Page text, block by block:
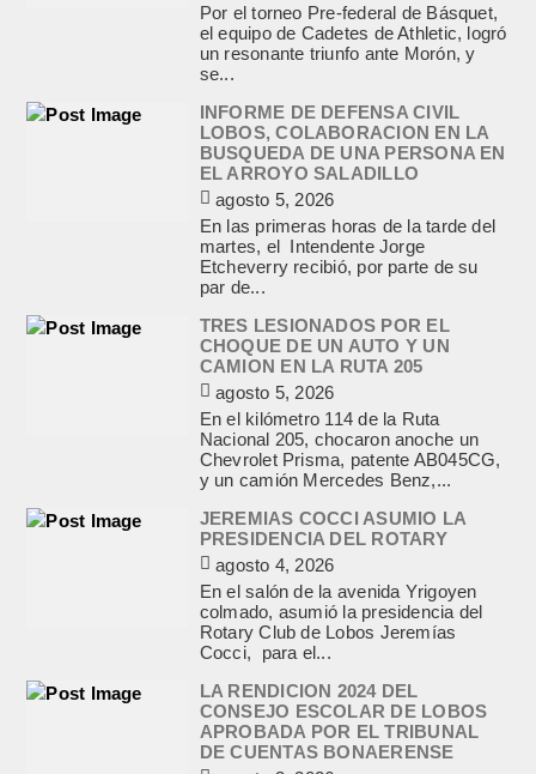
Por el torneo Pre-federal de Básquet,
el equipo de Cadetes de Athletic, logró
un resonante triunfo ante Morón, y
se...
INFORME DE DEFENSA CIVIL
LOBOS, COLABORACION EN LA
BUSQUEDA DE UNA PERSONA EN
EL ARROYO SALADILLO
agosto 5, 2026
En las primeras horas de la tarde del
martes, el Intendente Jorge
Etcheverry recibió, por parte de su
par de...
TRES LESIONADOS POR EL
CHOQUE DE UN AUTO Y UN
CAMION EN LA RUTA 205
agosto 5, 2026
En el kilómetro 114 de la Ruta
Nacional 205, chocaron anoche un
Chevrolet Prisma, patente AB045CG,
y un camión Mercedes Benz,...
JEREMIAS COCCI ASUMIO LA
PRESIDENCIA DEL ROTARY
agosto 4, 2026
En el salón de la avenida Yrigoyen
colmado, asumió la presidencia del
Rotary Club de Lobos Jeremías
Cocci, para el...
LA RENDICION 2024 DEL
CONSEJO ESCOLAR DE LOBOS
APROBADA POR EL TRIBUNAL
DE CUENTAS BONAERENSE